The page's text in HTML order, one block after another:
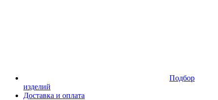
Подбор
изделий
Доставка и оплата